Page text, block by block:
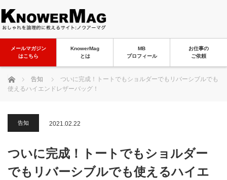
メールマガジン
はこちら
KnowerMag
とは
MB
プロフィール
お仕事の
ご依頼
ホーム 告知
ついに完成！トートでもショルダーでもリバーシブルでも
使えるハイエンドレザーバッグ！
告知 2021.02.22
ついに完成！トートでもショルダー
でもリバーシブルでも使えるハイエ